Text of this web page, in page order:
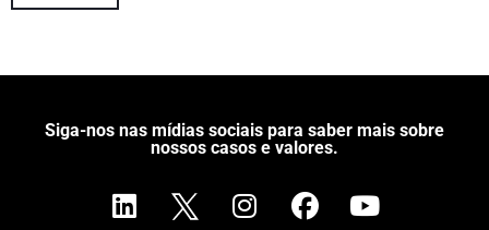
Siga-nos nas mídias sociais para saber mais sobre
nossos casos e valores.